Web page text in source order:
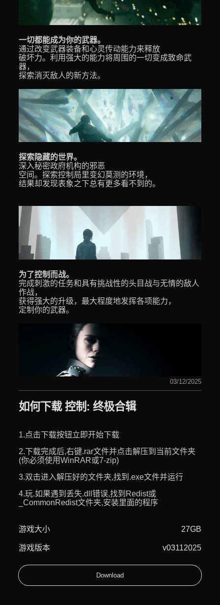
一切都能成为你的武器。
通过改变武器装备和心灵传动能力来释放
破坏力。利用强大的能力将周围的一切变成致命武
器，
探索消灭敌人的新方法。
探索隐藏的世界。
深入秘密政府机构的邪恶
空间。探索控制局里变幻莫测的环境，
结果却发现表象之下总有更多看不到的。
为了控制而战。
完成刺激的任务和具有挑战性的头目战与无情的敌人
作战，
获得强大的升级，最大程度地发挥各项能力，
定制你的武器。
03/12/2025
如何下载 控制: 终极合辑
1.点击下载按钮立即开始下载
2.下载完成后,右键.rar文件并点击解压到当前文件夹
(你必须使用WinRAR或7-zip)
3.双击进入解压好的文件夹,找到.exe文件并运行
4.玩.如果遇到丢失.dll错误,找到Redist或
_CommonRedist文件夹,安装里面的程序
游戏大小 27GB
游戏版本 v03112025
Download